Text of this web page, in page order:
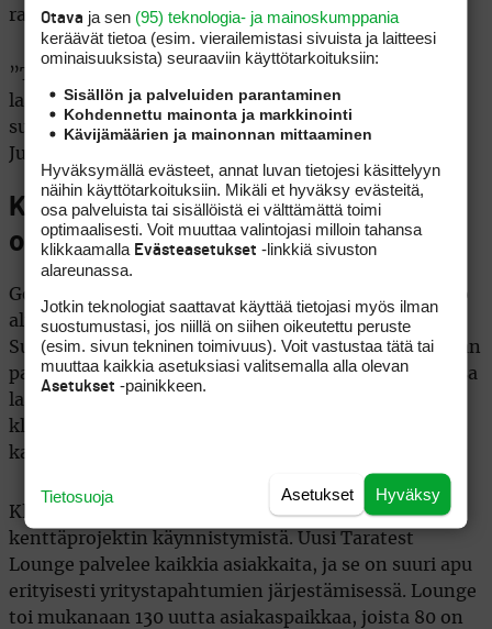
rahoitusvastike osaketta kohden.
”Totta kai osakkeenomistajat ovat olleet mielissään
laajennuksesta. Varsinkin kun se on suunnattu
suoraan helpottamaan kentän ruuhkaantumista”,
Junni sanoo.
Katse tulevaisuudessa ja
oheispalveluissa
Golf Pirkkalassa ei kehitetä pelkkiä väyliä, vaan koko
alueesta on luotu kattava Master plan.
Suunnitelmassa on otettu huomioon, mihin suuntaan
parkkipaikat ja harjoitusalueet voivat tulevaisuudessa
laajentua pelaajamäärien kasvaessa. Myös itse
klubirakennuksen mahdolliset laajennustarpeet on
kartoitettu.
Klubitalon infraa on ehditty laajentaa jo ennen
kenttäprojektin käynnistymistä. Uusi Taratest
Lounge palvelee kaikkia asiakkaita, ja se on suuri apu
erityisesti yritystapahtumien järjestämisessä. Lounge
toi mukanaan 130 uutta asiakaspaikkaa, joista 80 on
Otava ja sen (95) teknologia- ja mainoskumppania
keräävät tietoa (esim. vierailemis­tasi sivuista ja laitteesi
ominaisuuk­sista) seuraaviin käyttötarkoituksiin:
Sisällön ja palveluiden parantaminen
Kohdennettu mainonta ja markkinointi
Kävijämäärien ja mainonnan mittaaminen
Hyväksymällä evästeet, annat luvan tietojesi käsittelyyn
näihin käyttötarkoituksiin. Mikäli et hyväksy evästeitä,
osa palveluista tai sisällöistä ei välttämättä toimi
optimaalisesti. Voit muuttaa valintojasi milloin tahansa
klikkaamalla Evästeasetukset -linkkiä sivuston
alareunassa.
Jotkin teknologiat saattavat käyttää tietojasi myös ilman
suostumustasi, jos niillä on siihen oikeutettu peruste
(esim. sivun tekninen toimivuus). Voit vastustaa tätä tai
muuttaa kaikkia asetuksiasi valitsemalla alla olevan
Asetukset -painikkeen.
Hyväksy
Asetukset
Tietosuoja